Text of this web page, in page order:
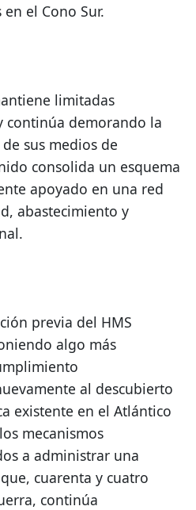
el Cono Sur.
limitadas
continúa demorando la
sus medios de
consolida un esquema
apoyado en una red
abastecimiento y
previa del HMS
algo más
al descubierto
existente en el Atlántico
mecanismos
a administrar una
cuarenta y cuatro
continúa